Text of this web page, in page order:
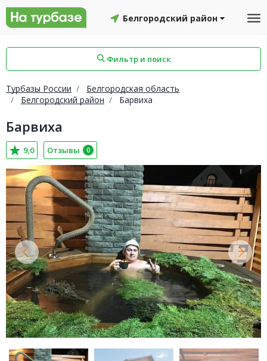
Белгородский район
Фильтр и поиск
Турбазы России
Белгородская область
Белгородский район
Барвиха
Барвиха
9,0 Отзывы 0
Смоленский район
Красноборский район
Онежский район
Северодвинск Устьянский район